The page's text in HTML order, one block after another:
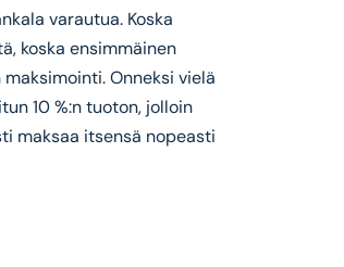
varautua. Koska
koska ensimmäinen
Onneksi vielä
10 %:n tuoton, jolloin
maksaa itsensä nopeasti